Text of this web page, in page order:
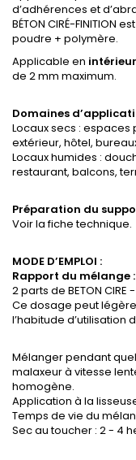
d’adhérences et
BÉTON CIRÉ-
poudre + polymère.
Applicable en
de 2 mm maximum.
Domaines
Locaux secs : espaces
extérieur, hôtel,
Locaux humides :
restaurant, balcons,
Préparation du
Voir la fiche technique.
MODE D’EMPLOI :
Rapport du mélange :
2 parts de BETON CIRE -
Ce dosage peut
l’habitude d’utilisation
Mélanger pendant
malaxeur à vitesse
homogène.
Application à la
Temps de vie du
Sec au toucher : 2 - 4